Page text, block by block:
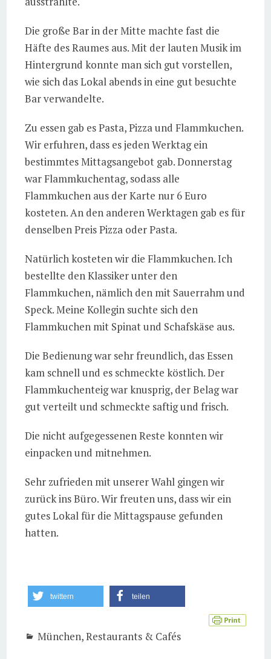
Die große Bar in der Mitte machte fast die
Häfte des Raumes aus. Mit der lauten Musik im
Hintergrund konnte man sich gut vorstellen,
wie sich das Lokal abends in eine gut besuchte
Bar verwandelte.
Zu essen gab es Pasta, Pizza und Flammkuchen.
Wir erfuhren, dass es jeden Werktag ein
bestimmtes Mittagsangebot gab. Donnerstag
war Flammkuchentag, sodass alle
Flammkuchen aus der Karte nur 6 Euro
kosteten. An den anderen Werktagen gab es für
denselben Preis Pizza oder Pasta.
Natürlich kosteten wir die Flammkuchen. Ich
bestellte den Klassiker unter den
Flammkuchen, nämlich den mit Sauerrahm und
Speck. Meine Kollegin suchte sich den
Flammkuchen mit Spinat und Schafskäse aus.
Die Bedienung war sehr freundlich, das Essen
kam schnell und es schmeckte köstlich. Der
Flammkuchenteig war knusprig, der Belag war
gut verteilt und schmeckte saftig und frisch.
Die nicht aufgegessenen Reste konnten wir
einpacken und mitnehmen.
Sehr zufrieden mit unserer Wahl gingen wir
zurück ins Büro. Wir freuten uns, dass wir ein
gutes Lokal für die Mittagspause gefunden
hatten.
twittern teilen
München,Restaurants & Cafés